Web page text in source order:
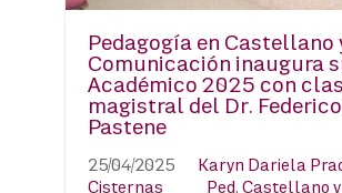
Pedagogía en Castellano
Comunicación inaugura
Académico 2025 con
magistral del Dr. Federico
Pastene
25/04/2025
Karyn Dariela
Cisternas
Ped. Castellano y